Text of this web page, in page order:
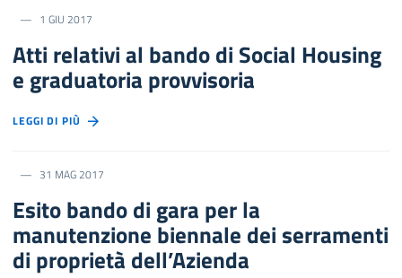
1 GIU 2017
Atti relativi al bando di Social Housing
e graduatoria provvisoria
LEGGI DI PIÙ
31 MAG 2017
Esito bando di gara per la
manutenzione biennale dei serramenti
di proprietà dell’Azienda